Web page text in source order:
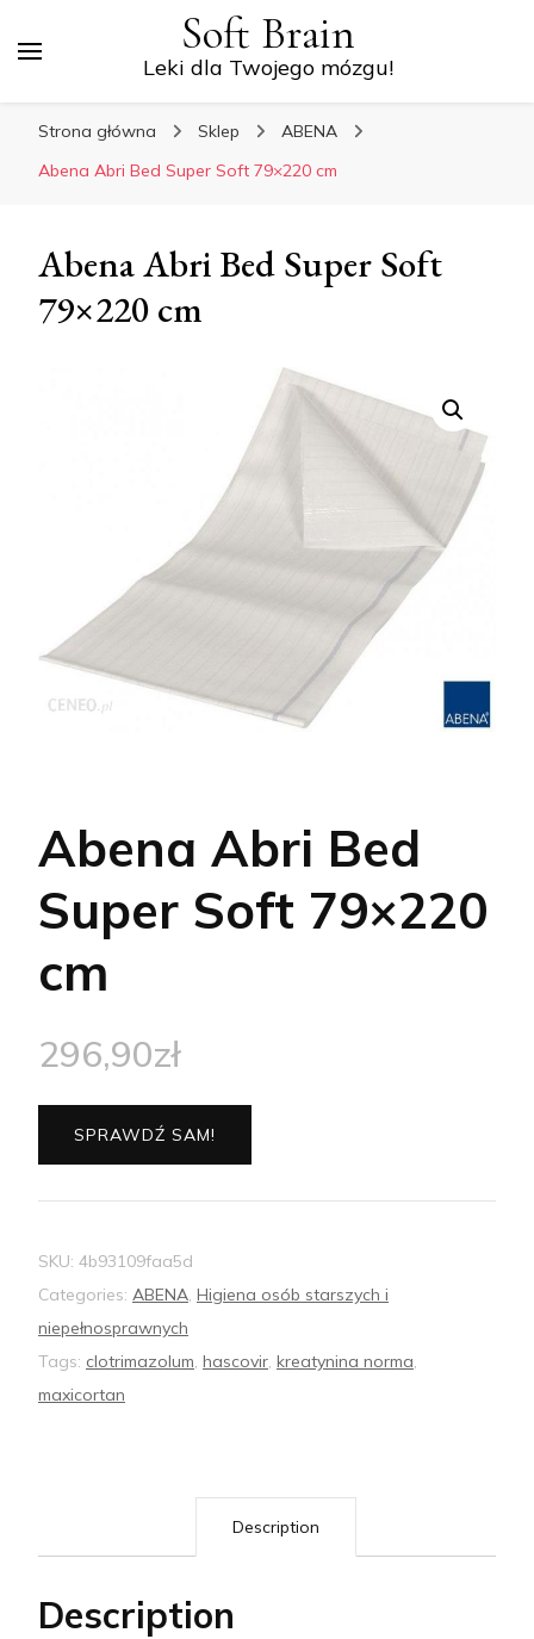
Soft Brain
Leki dla Twojego mózgu!
Strona główna Sklep
ABENA
Abena Abri Bed Super Soft 79×220 cm
Abena Abri Bed Super Soft
79×220 cm
Abena Abri Bed
Super Soft 79×220
cm
296,90zł
SPRAWDŹ SAM!
SKU: 4b93109faa5d
Categories: ABENA, Higiena osób starszych i
niepełnosprawnych
Tags: clotrimazolum, hascovir, kreatynina norma,
maxicortan
Description
Description